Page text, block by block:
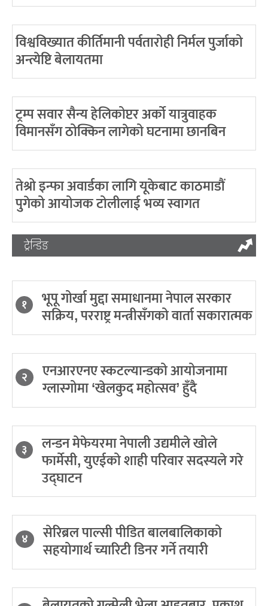
विश्वविख्यात कीर्तिमानी पर्वतारोही निर्मल पुर्जाको
अन्त्येष्टि बेलायतमा
ट्रम्प सवार सैन्य हेलिकोप्टर अर्को यात्रुवाहक
विमानसँग ठोक्किन लागेको घटनामा छानबिन
तेश्रो इन्फा अवार्डका लागि यूकेबाट काठमाडौं
पुगेको आयोजक टोलीलाई भव्य स्वागत
ट्रेन्डिङ
१ भूपू गोर्खा मुद्दा समाधानमा नेपाल सरकार
सक्रिय, परराष्ट्र मन्त्रीसँगको वार्ता सकारात्मक
२ एनआरएनए स्कटल्यान्डको आयोजनामा
ग्लास्गोमा ‘खेलकुद महोत्सव’ हुँदै
३ लन्डन मेफेयरमा नेपाली उद्यमीले खोले
फार्मेसी, युएईको शाही परिवार सदस्यले गरे
उद्घाटन
४ सेरिब्रल पाल्सी पीडित बालबालिकाको
सहयोगार्थ च्यारिटी डिनर गर्ने तयारी